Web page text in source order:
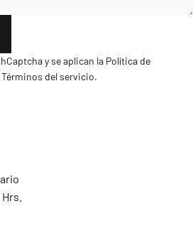
y se aplican la Política de
Términos del servicio.